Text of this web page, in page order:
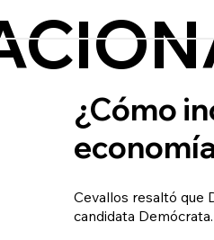
¿Cómo
Cevallos resaltó que
candidata Demócrata.